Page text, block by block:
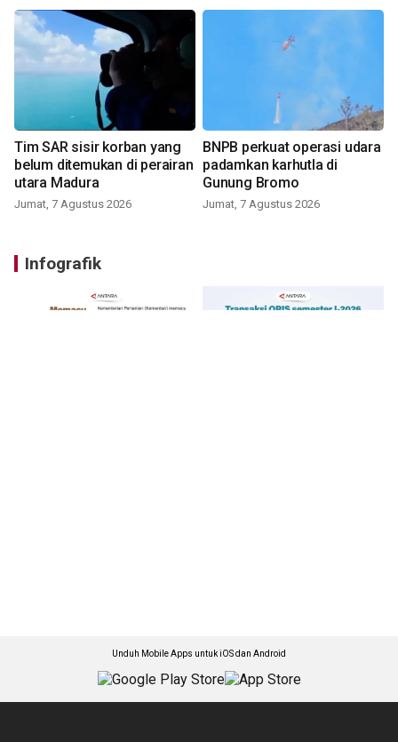
Tim SAR sisir korban yang
belum ditemukan di perairan
utara Madura
Jumat, 7 Agustus 2026
BNPB perkuat operasi udara
padamkan karhutla di
Gunung Bromo
Jumat, 7 Agustus 2026
Infografik
Unduh Mobile Apps untuk iOS dan Android